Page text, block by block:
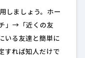
しましょう。ホー
」→「近くの友
いる友達と簡単に
すれば知人だけで